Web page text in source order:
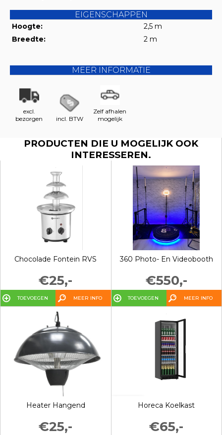
EIGENSCHAPPEN
Hoogte:
2,5 m
Breedte:
2 m
MEER INFORMATIE
excl.
bezorgen
incl. BTW
Zelf afhalen
mogelijk
PRODUCTEN DIE U MOGELIJK OOK
INTERESSEREN.
Chocolade Fontein RVS
€25,-
TOEVOEGEN MEER INFO
360 Photo- En Videobooth
€550,-
TOEVOEGEN MEER INFO
Heater Hangend
€25,-
Horeca Koelkast
€65,-